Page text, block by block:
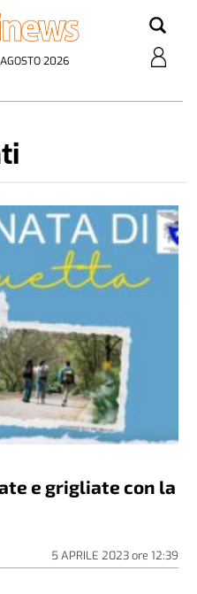
2026
e grigliate con la
5 APRILE 2023ore 12:39